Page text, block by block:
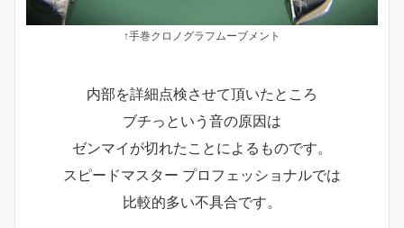
↑手巻クロノグラフムーブメント
内部を詳細点検させて頂いたところ
ブチっという音の原因は
ゼンマイが切れたことによるものです。
スピードマスター プロフェッショナルでは
比較的多い不具合です。